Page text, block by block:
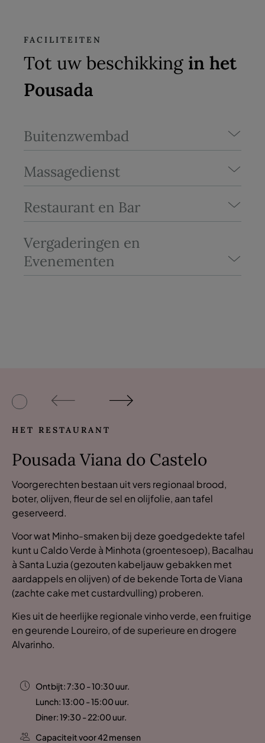
FACILITEITEN
Tot uw beschikking in het
Pousada
Buitenzwembad
Massagedienst
Restaurant en Bar
Vergaderingen en
Evenementen
HET RESTAURANT
Pousada Viana do Castelo
Voorgerechten bestaan uit vers regionaal brood,
boter, olijven, fleur de sel en olijfolie, aan tafel
geserveerd.
Voor wat Minho-smaken bij deze goedgedekte tafel
kunt u Caldo Verde à Minhota (groentesoep), Bacalhau
à Santa Luzia (gezouten kabeljauw gebakken met
aardappels en olijven) of de bekende Torta de Viana
(zachte cake met custardvulling) proberen.
Kies uit de heerlijke regionale vinho verde, een fruitige
en geurende Loureiro, of de superieure en drogere
Alvarinho.
Ontbijt: 7:30 - 10:30 uur.
Lunch: 13:00 - 15:00 uur.
Diner: 19:30 - 22:00 uur.
Capaciteit voor 42 mensen